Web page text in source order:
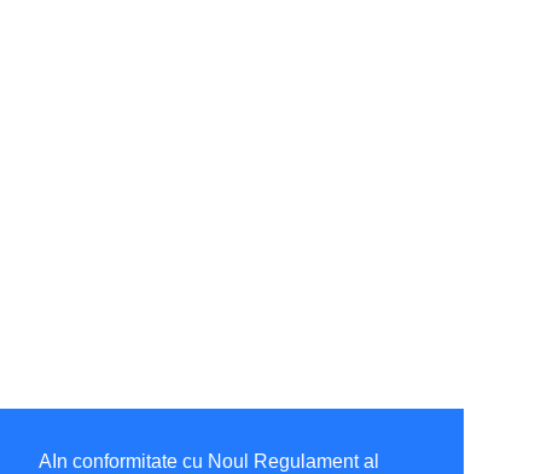
AIn conformitate cu Noul Regulament al